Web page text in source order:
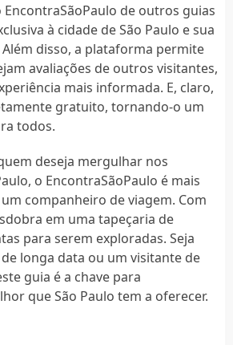
de outros guias
à cidade de São Paulo e sua
disso, a plataforma permite
avaliações de outros visitantes,
mais informada. E, claro,
gratuito, tornando-o um
todos.
deseja mergulhar nos
o EncontraSãoPaulo é mais
companheiro de viagem. Com
em uma tapeçaria de
para serem exploradas. Seja
longa data ou um visitante de
guia é a chave para
que São Paulo tem a oferecer.